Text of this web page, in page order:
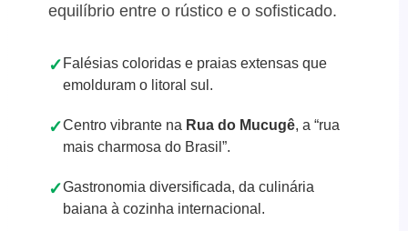
equilíbrio entre o rústico e o sofisticado.
✓ Falésias coloridas e praias extensas que
emolduram o litoral sul.
✓Centro vibrante na Rua do Mucugê, a “rua
mais charmosa do Brasil”.
✓Gastronomia diversificada, da culinária
baiana à cozinha internacional.